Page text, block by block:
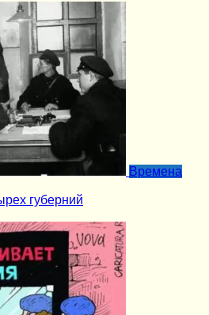
Времена
губерний